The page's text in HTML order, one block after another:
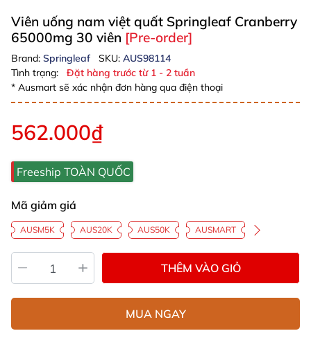
Viên uống nam việt quất Springleaf Cranberry
65000mg 30 viên [Pre-order]
Brand: Springleaf SKU: AUS98114
Tình trạng:
Đặt hàng trước từ 1 - 2 tuần
* Ausmart sẽ xác nhận đơn hàng qua điện thoại
562.000₫
Freeship TOÀN QUỐC
Mã giảm giá
AUSM5K AUS20K AUS50K AUSMART
THÊM VÀO GIỎ
MUA NGAY